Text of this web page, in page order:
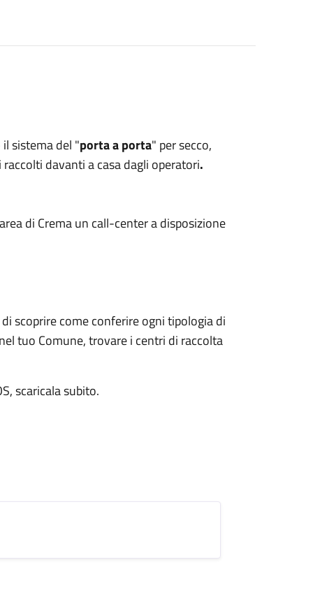
sistema del "porta a porta" per secco,
davanti a casa dagli operatori.
di Crema un call-center a disposizione
scoprire come conferire ogni tipologia di
tuo Comune, trovare i centri di raccolta
scaricala subito.